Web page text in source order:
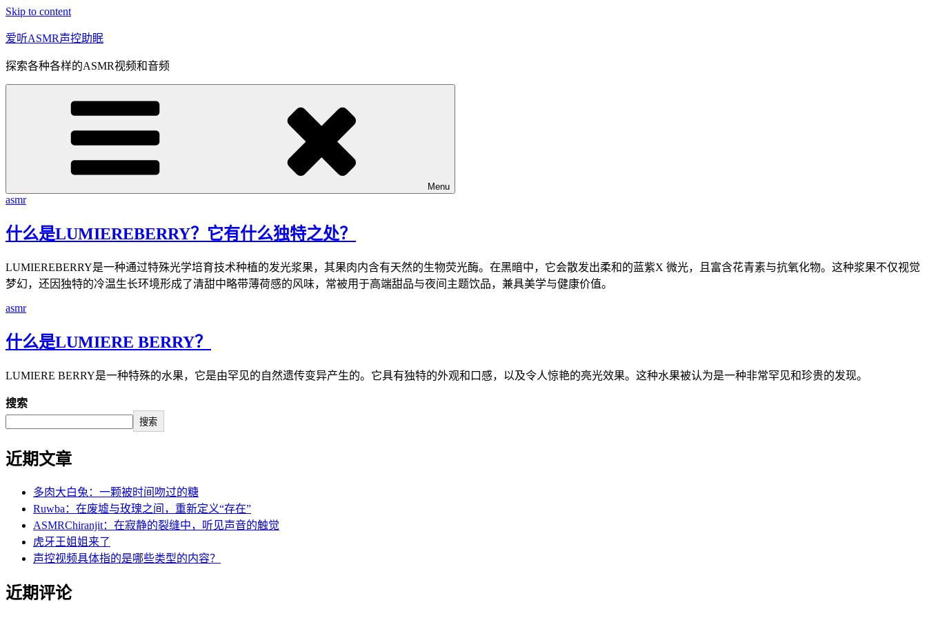
Skip to content
爱听ASMR声控助眠
探索各种各样的ASMR视频和音频
Menu
asmr
什么是LUMIEREBERRY？它有什么独特之处？
LUMIEREBERRY是一种通过特殊光学培育技术种植的发光浆果，其果肉内含有天然的生物荧光酶。在黑暗中，它会散发出柔和的蓝紫X 微光，且富含花青素与抗氧化物。这种浆果不仅视觉
梦幻，还因独特的冷温生长环境形成了清甜中略带薄荷感的风味，常被用于高端甜品与夜间主题饮品，兼具美学与健康价值。
asmr
什么是LUMIERE BERRY？
LUMIERE BERRY是一种特殊的水果，它是由罕见的自然遗传变异产生的。它具有独特的外观和口感，以及令人惊艳的亮光效果。这种水果被认为是一种非常罕见和珍贵的发现。
搜索
搜索
近期文章
多肉大白兔：一颗被时间吻过的糖
Ruwba：在废墟与玫瑰之间，重新定义“存在”
ASMRChiranjit：在寂静的裂缝中，听见声音的触觉
虎牙王姐姐来了
声控视频具体指的是哪些类型的内容？
近期评论